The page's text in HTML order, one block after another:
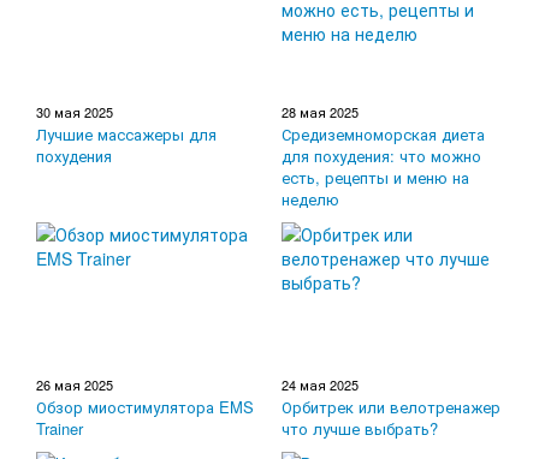
30 мая 2025
Лучшие массажеры для
похудения
28 мая 2025
Средиземноморская диета
для похудения: что можно
есть, рецепты и меню на
неделю
26 мая 2025
Обзор миостимулятора EMS
Trainer
24 мая 2025
Орбитрек или велотренажер
что лучше выбрать?